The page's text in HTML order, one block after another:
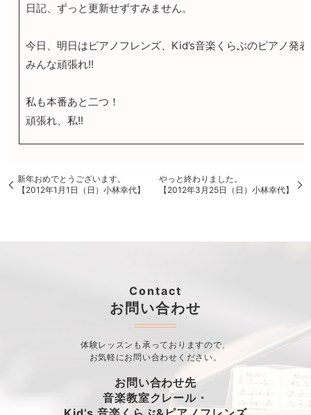
日記、ずっと更新せずすみません。
今日、明日はピアノフレンズ、Kid’s音楽くらぶのピアノ発
みんな頑張れ!!
私も本番あと二つ！
頑張れ、私!!
新年おめでとうございます。
【2012年1月1日（日）小林幸代】
やっと終わりました。
【2012年3月25日（日）小林幸代】
Contact
お問い合わせ
体験レッスンも承っておりますので、
お気軽にお問い合わせください。
お問い合わせ先
音楽教室クレール・